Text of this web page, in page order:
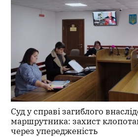
Суд у справі загиблого
маршрутника: захист
через упередженість